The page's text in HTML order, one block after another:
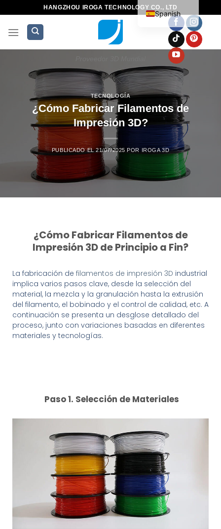
HANGZHOU IROGA TECHNOLOGY CO., LTD
TECNOLOGÍA
¿Cómo Fabricar Filamentos de
Impresión 3D?
PUBLICADO EL21/07/2025 POR IROGA 3D
¿Cómo Fabricar Filamentos de
Impresión 3D de Principio a Fin?
La fabricación de filamentos de impresión 3D industrial
implica varios pasos clave, desde la selección del
material, la mezcla y la granulación hasta la extrusión
del filamento, el bobinado y el control de calidad, etc. A
continuación se presenta un desglose detallado del
proceso, junto con variaciones basadas en diferentes
materiales y tecnologías.
Paso 1. Selección de Materiales
Spanish